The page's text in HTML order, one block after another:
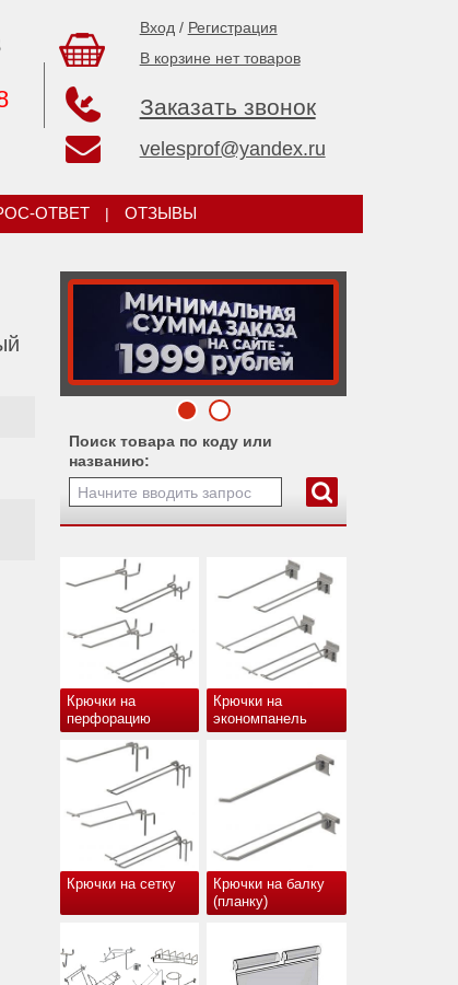
Вход / Регистрация
В корзине нет товаров
Заказать звонок
velesprof@yandex.ru
ОТВЕТ | ОТЗЫВЫ
Поиск товара по коду или
названию:
Крючки на
перфорацию
Крючки на
экономпанель
Крючки на сетку
Крючки на балку
(планку)